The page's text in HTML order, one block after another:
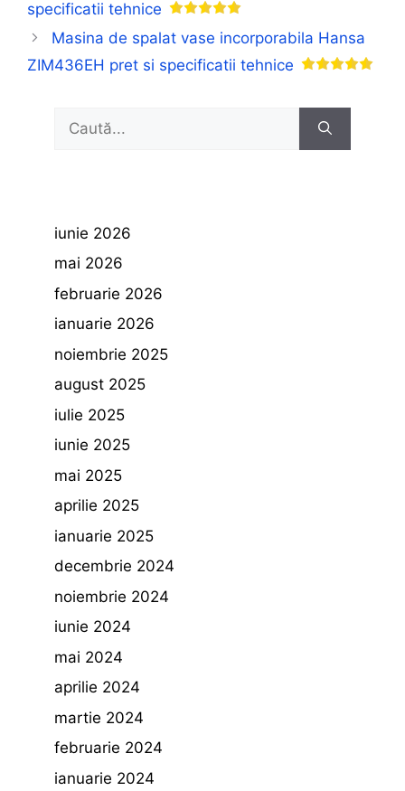
specificatii tehnice
Masina de spalat vase incorporabila Hansa
ZIM436EH pret si specificatii tehnice
după:
iunie 2026
mai 2026
februarie 2026
ianuarie 2026
noiembrie 2025
august 2025
iulie 2025
iunie 2025
mai 2025
aprilie 2025
ianuarie 2025
decembrie 2024
noiembrie 2024
iunie 2024
mai 2024
aprilie 2024
martie 2024
februarie 2024
ianuarie 2024